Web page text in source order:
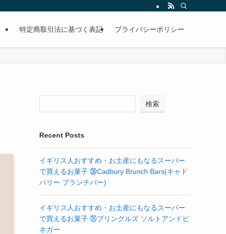
特定商取引法に基づく表記 プライバシーポリシー
検索
Recent Posts
イギリス人おすすめ・お土産にもなるスーパー
で買えるお菓子 ㊱Cadbury Brunch Bars(キャド
バリー ブランチバー)
イギリス人おすすめ・お土産にもなるスーパー
で買えるお菓子 ㉟プリングルズ ソルトアンドビ
ネガー